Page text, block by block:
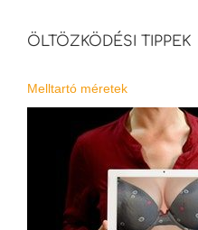
ÖLTÖZKÖDÉSI TIPPEK
Melltartó méretek